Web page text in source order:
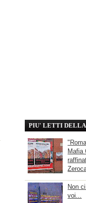
PIU' LETTI
Mafia
Non
voi...